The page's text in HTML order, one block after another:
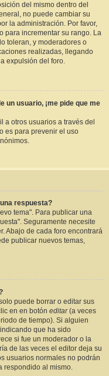
del mismo dentro del
no puede cambiar su
la administración. Por favor,
para incrementar su rango. La
toleran, y moderadores o
realizadas, llegando
expulsión del foro.
un usuario, ¡me pide que me
otros usuarios a través del
es para prevenir el uso
respuesta?
tema". Para publicar una
Seguramente necesite
Abajo de cada foro encontrará
publicar nuevos temas,
puede borrar o editar sus
en en botón editar(a veces
de tiempo). Si alguien
que ha sido
si fue un moderador o la
de las veces el editor deja su
usuarios normales no podrán
respondido al mismo.